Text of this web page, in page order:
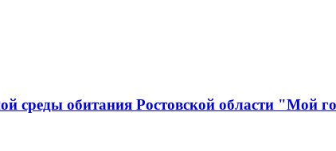
среды обитания Ростовской области "Мой